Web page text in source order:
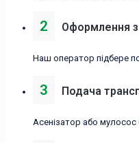
2 Оформлення
Наш оператор підбере
3 Подача
Асенізатор або мулосос